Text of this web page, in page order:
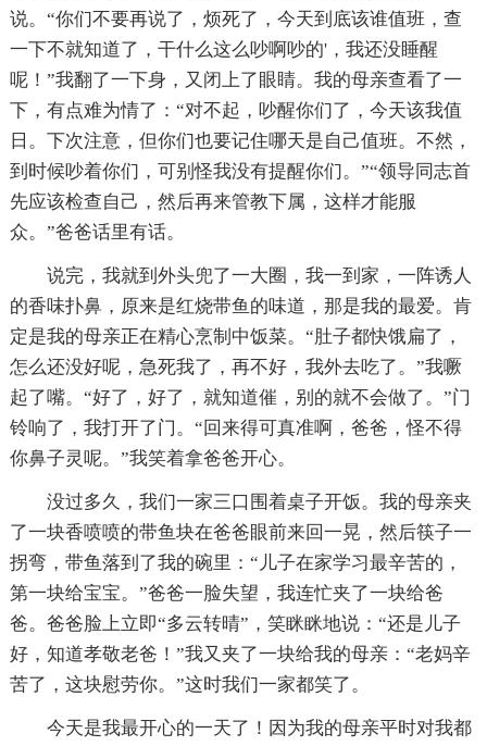
说。“你们不要再说了，烦死了，今天到底该谁值班，查
一下不就知道了，干什么这么吵啊吵的'，我还没睡醒
呢！”我翻了一下身，又闭上了眼睛。我的母亲查看了一
下，有点难为情了：“对不起，吵醒你们了，今天该我值
日。下次注意，但你们也要记住哪天是自己值班。不然，
到时候吵着你们，可别怪我没有提醒你们。”“领导同志首
先应该检查自己，然后再来管教下属，这样才能服
众。”爸爸话里有话。
说完，我就到外头兜了一大圈，我一到家，一阵诱人
的香味扑鼻，原来是红烧带鱼的味道，那是我的最爱。肯
定是我的母亲正在精心烹制中饭菜。“肚子都快饿扁了，
怎么还没好呢，急死我了，再不好，我外去吃了。”我噘
起了嘴。“好了，好了，就知道催，别的就不会做了。”门
铃响了，我打开了门。“回来得可真准啊，爸爸，怪不得
你鼻子灵呢。”我笑着拿爸爸开心。
没过多久，我们一家三口围着桌子开饭。我的母亲夹
了一块香喷喷的带鱼块在爸爸眼前来回一晃，然后筷子一
拐弯，带鱼落到了我的碗里：“儿子在家学习最辛苦的，
第一块给宝宝。”爸爸一脸失望，我连忙夹了一块给爸
爸。爸爸脸上立即“多云转晴”，笑眯眯地说：“还是儿子
好，知道孝敬老爸！”我又夹了一块给我的母亲：“老妈辛
苦了，这块慰劳你。”这时我们一家都笑了。
今天是我最开心的一天了！因为我的母亲平时对我都